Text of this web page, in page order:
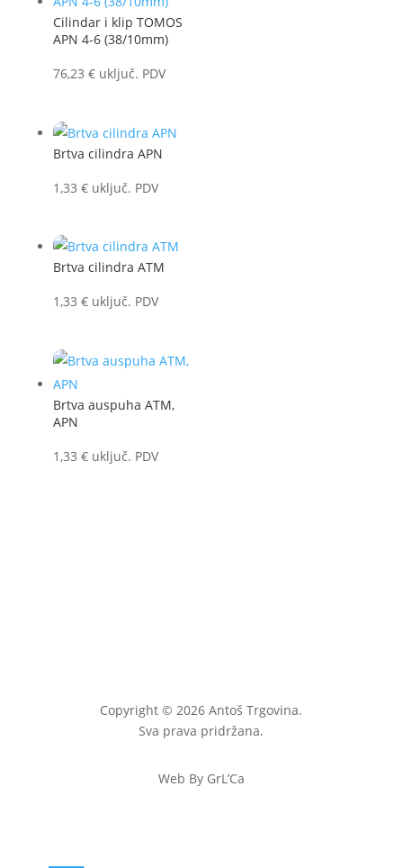
Cilindar i klip TOMOS
APN 4-6 (38/10mm)
76,23 € uključ. PDV
Brtva cilindra APN
1,33 € uključ. PDV
Brtva cilindra ATM
1,33 € uključ. PDV
Brtva auspuha ATM,
APN
1,33 € uključ. PDV
Copyright © 2026 Antoš Trgovina.
Sva prava pridržana.
Web By GrL’Ca